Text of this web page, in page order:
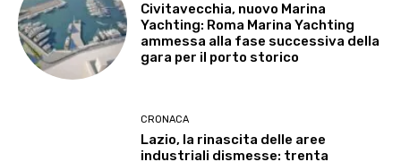
Civitavecchia, nuovo Marina
Yachting: Roma Marina Yachting
ammessa alla fase successiva della
gara per il porto storico
CRONACA
Lazio, la rinascita delle aree
industriali dismesse: trenta